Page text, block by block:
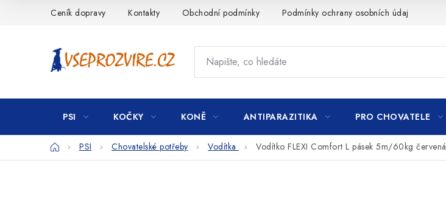
Ceník dopravy Kontakty Obchodní podmínky Podmínky ochrany osobních údajů
PSI KOČKY KONĚ ANTIPARAZITIKA PRO CHOVATELE
DomůPSI Chovatelské potřeby Vodítka Vodítko FLEXI Comfort L pásek 5m/60kg červená